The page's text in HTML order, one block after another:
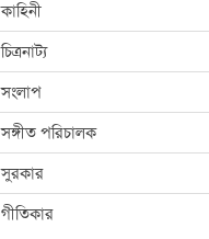
কাহিনী
চিত্রনাট্য
সংলাপ
সঙ্গীত পরিচালক
সুরকার
গীতিকার